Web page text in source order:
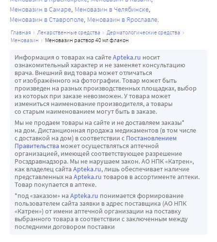
Меновазин в Самаре Меновазин в Челябинске
Меновазин в Ставрополе Меновазин в Ярославле
главная лекарственные средства
дерматологические средства
меновазин
меновазин раствор 40 мл флакон
Информация о товарах на сайтеApteka.ru носит
ознакомительный характер и не заменяет консультацию
врача. Внешний вид товара может отличаться
от изображённого на фотографии. Товар может быть
произведен на разных производственных площадках, выбор
из которых при заказе невозможен. У товара может
измениться наименование производителя, а товары
со старым наименованием могут быть в заказе.
Мы не продаем товары на сайте и не доставляем заказы*
на дом. Дистанционная продажа медикаментов (в том числе
с доставкой на дом) в соответствии с Постановлением
Правительства может осуществляться аптечной
организацией, имеющей соответствующее разрешение
Росздравнадзора. Мы не нарушаем закон. АО НПК «Катрен»,
как владелец сайта Apteka.ru, лишь обеспечивает наличие
представленных на Apteka.ru товаров в ассортименте аптеки.
Товар покупается в аптеке.
*под «заказом» на Apteka.ru понимается формирование
пользователем сайта заявки в адрес поставщика (АО НПК
«Катрен») от имени аптечной организации на поставку
выбранного товара в соответствии с заключенным между
последними договором поставки